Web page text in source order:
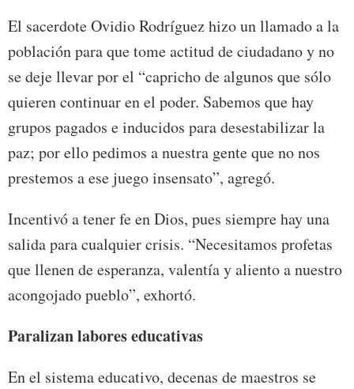
El sacerdote Ovidio Rodríguez hizo un llamado a la
población para que tome actitud de ciudadano y no
se deje llevar por el “capricho de algunos que sólo
quieren continuar en el poder. Sabemos que hay
grupos pagados e inducidos para desestabilizar la
paz; por ello pedimos a nuestra gente que no nos
prestemos a ese juego insensato”, agregó.
Incentivó a tener fe en Dios, pues siempre hay una
salida para cualquier crisis. “Necesitamos profetas
que llenen de esperanza, valentía y aliento a nuestro
acongojado pueblo”, exhortó.
Paralizan laboreseducativas
En el sistema educativo, decenas de maestros se